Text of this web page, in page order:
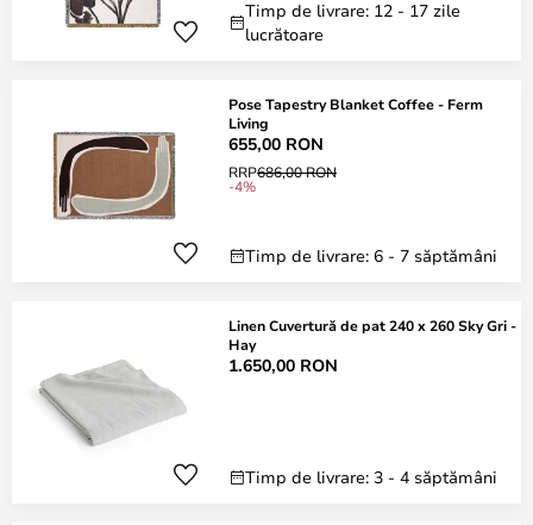
Timp de livrare: 12 - 17 zile
lucrătoare
Pose Tapestry Blanket Coffee - Ferm
Living
655,00 RON
RRP686,00 RON
-4%
Timp de livrare: 6 - 7 săptămâni
Linen Cuvertură de pat 240 x 260 Sky Gri -
Hay
1.650,00 RON
Timp de livrare: 3 - 4 săptămâni